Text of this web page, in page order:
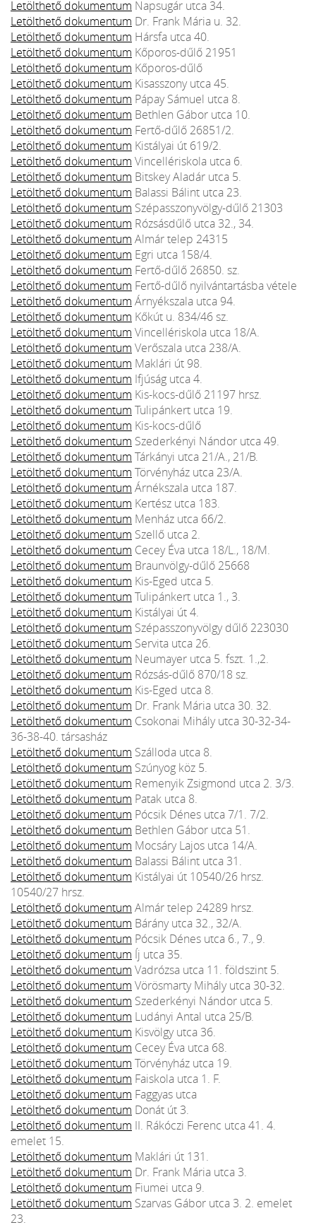
Letölthető dokumentum Napsugár utca 34.
Letölthető dokumentum Dr. Frank Mária u. 32.
Letölthető dokumentum Hársfa utca 40.
Letölthető dokumentum Kőporos-dűlő 21951
Letölthető dokumentum Kőporos-dűlő
Letölthető dokumentum Kisasszony utca 45.
Letölthető dokumentum Pápay Sámuel utca 8.
Letölthető dokumentum Bethlen Gábor utca 10.
Letölthető dokumentum Fertő-dűlő 26851/2.
Letölthető dokumentum Kistályai út 619/2.
Letölthető dokumentum Vincellériskola utca 6.
Letölthető dokumentum Bitskey Aladár utca 5.
Letölthető dokumentum Balassi Bálint utca 23.
Letölthető dokumentum Szépasszonyvölgy-dűlő 21303
Letölthető dokumentum Rózsásdűlő utca 32., 34.
Letölthető dokumentum Almár telep 24315
Letölthető dokumentum Egri utca 158/4.
Letölthető dokumentum Fertő-dűlő 26850. sz.
Letölthető dokumentum Fertő-dűlő nyilvántartásba vétele
Letölthető dokumentum Árnyékszala utca 94.
Letölthető dokumentum Kőkút u. 834/46 sz.
Letölthető dokumentum Vincellériskola utca 18/A.
Letölthető dokumentum Verőszala utca 238/A.
Letölthető dokumentum Maklári út 98.
Letölthető dokumentum Ifjúság utca 4.
Letölthető dokumentum Kis-kocs-dűlő 21197 hrsz.
Letölthető dokumentum Tulipánkert utca 19.
Letölthető dokumentum Kis-kocs-dűlő
Letölthető dokumentum Szederkényi Nándor utca 49.
Letölthető dokumentum Tárkányi utca 21/A., 21/B.
Letölthető dokumentum Törvényház utca 23/A.
Letölthető dokumentum Árnékszala utca 187.
Letölthető dokumentum Kertész utca 183.
Letölthető dokumentum Menház utca 66/2.
Letölthető dokumentum Szellő utca 2.
Letölthető dokumentum Cecey Éva utca 18/L., 18/M.
Letölthető dokumentum Braunvölgy-dűlő 25668
Letölthető dokumentum Kis-Eged utca 5.
Letölthető dokumentum Tulipánkert utca 1., 3.
Letölthető dokumentum Kistályai út 4.
Letölthető dokumentum Szépasszonyvölgy dűlő 223030
Letölthető dokumentum Servita utca 26.
Letölthető dokumentum Neumayer utca 5. fszt. 1.,2.
Letölthető dokumentum Rózsás-dűlő 870/18 sz.
Letölthető dokumentum Kis-Eged utca 8.
Letölthető dokumentum Dr. Frank Mária utca 30. 32.
Letölthető dokumentum Csokonai Mihály utca 30-32-34-
36-38-40. társasház
Letölthető dokumentum Szálloda utca 8.
Letölthető dokumentum Szúnyog köz 5.
Letölthető dokumentum Remenyik Zsigmond utca 2. 3/3.
Letölthető dokumentum Patak utca 8.
Letölthető dokumentum Pócsik Dénes utca 7/1. 7/2.
Letölthető dokumentum Bethlen Gábor utca 51.
Letölthető dokumentum Mocsáry Lajos utca 14/A.
Letölthető dokumentum Balassi Bálint utca 31.
Letölthető dokumentum Kistályai út 10540/26 hrsz.
10540/27 hrsz.
Letölthető dokumentum Almár telep 24289 hrsz.
Letölthető dokumentum Bárány utca 32., 32/A.
Letölthető dokumentum Pócsik Dénes utca 6., 7., 9.
Letölthető dokumentum Íj utca 35.
Letölthető dokumentum Vadrózsa utca 11. földszint 5.
Letölthető dokumentum Vörösmarty Mihály utca 30-32.
Letölthető dokumentum Szederkényi Nándor utca 5.
Letölthető dokumentum Ludányi Antal utca 25/B.
Letölthető dokumentum Kisvölgy utca 36.
Letölthető dokumentum Cecey Éva utca 68.
Letölthető dokumentum Törvényház utca 19.
Letölthető dokumentum Faiskola utca 1. F.
Letölthető dokumentum Faggyas utca
Letölthető dokumentum Donát út 3.
Letölthető dokumentum II. Rákóczi Ferenc utca 41. 4.
emelet 15.
Letölthető dokumentum Maklári út 131.
Letölthető dokumentum Dr. Frank Mária utca 3.
Letölthető dokumentum Fiumei utca 9.
Letölthető dokumentum Szarvas Gábor utca 3. 2. emelet
23.